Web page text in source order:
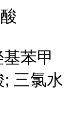
苯甲
三氯水